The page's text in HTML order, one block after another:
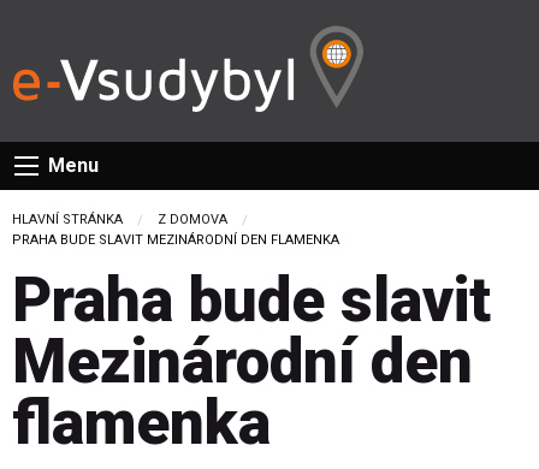
Menu
HLAVNÍ STRÁNKA
Z DOMOVA
CURRENT:
PRAHA BUDE SLAVIT MEZINÁRODNÍ DEN FLAMENKA
Praha bude slavit
Mezinárodní den
flamenka